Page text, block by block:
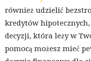
również udzielić
kredytów
decyzji, która leży w
pomocą możesz mieć